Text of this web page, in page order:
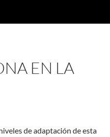
EN LA
de adaptación de esta